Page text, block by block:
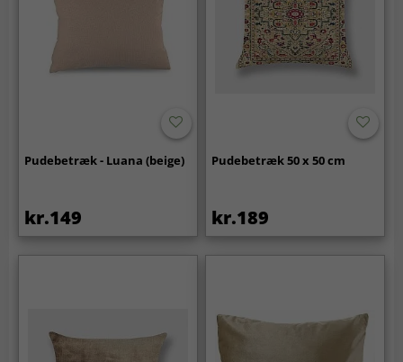
Pudebetræk - Luana (beige)
kr.149
Pudebetræk 50 x 50 cm
kr.189